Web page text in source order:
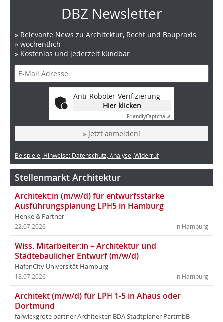
DBZ Newsletter
» Relevante News zu Architektur, Recht und Baupraxis
» wöchentlich
» Kostenlos und jederzeit kündbar
Anti-Roboter-Verifizierung
Hier klicken
FriendlyCaptcha ⇗
» Jetzt anmelden!
Beispiele, Hinweise: Datenschutz, Analyse, Widerruf
Stellenmarkt Architektur
Architekt:in (m/w/d) für entwurfsstarke
Ausführungsplanung LPH5 in Hamburg
Henke & Partner
in Hamburg
22.07.2026
Wiss. Mitarbeiter:in – Architektur und
Städtebaulicher Entwurf (m/w/d)
HafenCity Universität Hamburg
in Hamburg
18.07.2026
Architekt (m/w/d) für LPH 1-5 in Ahaus oder
Dortmund
farwickgrote partner Architekten BDA Stadtplaner PartmbB